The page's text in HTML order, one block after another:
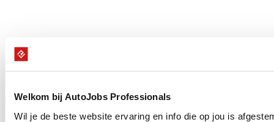
Welkom bij AutoJobs Professionals
Wil je de beste website ervaring en info die op jou is